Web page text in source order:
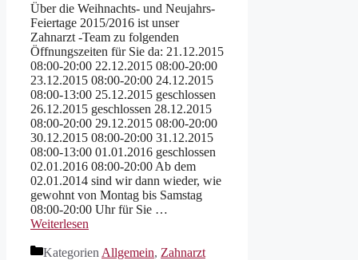
Über die Weihnachts- und Neujahrs-
Feiertage 2015/2016 ist unser
Zahnarzt -Team zu folgenden
Öffnungszeiten für Sie da: 21.12.2015
08:00-20:00 22.12.2015 08:00-20:00
23.12.2015 08:00-20:00 24.12.2015
08:00-13:00 25.12.2015 geschlossen
26.12.2015 geschlossen 28.12.2015
08:00-20:00 29.12.2015 08:00-20:00
30.12.2015 08:00-20:00 31.12.2015
08:00-13:00 01.01.2016 geschlossen
02.01.2016 08:00-20:00 Ab dem
02.01.2014 sind wir dann wieder, wie
gewohnt von Montag bis Samstag
08:00-20:00 Uhr für Sie …
Weiterlesen
Kategorien Allgemein, Zahnarzt